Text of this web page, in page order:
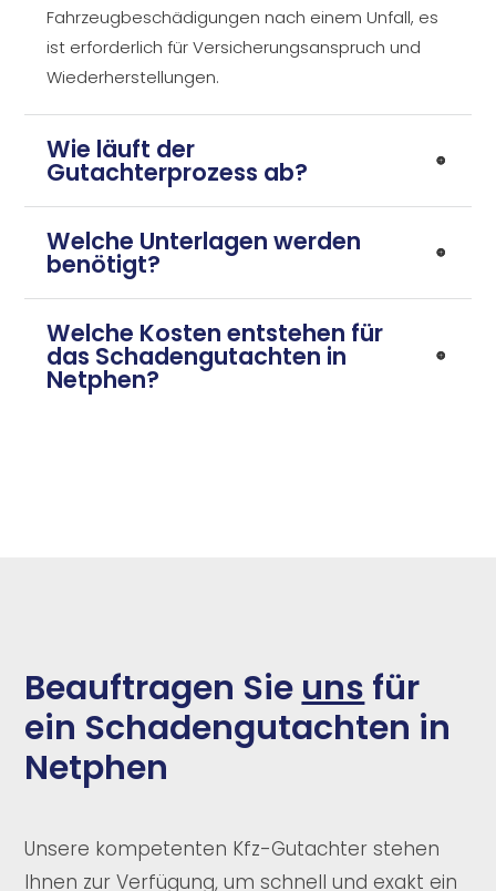
Fahrzeugbeschädigungen nach einem Unfall, es
ist erforderlich für Versicherungsanspruch und
Wiederherstellungen.
Wie läuft der
Gutachterprozess ab?
Welche Unterlagen werden
benötigt?
Welche Kosten entstehen für
das Schadengutachten in
Netphen?
Beauftragen Sie uns für
ein Schadengutachten in
Netphen
Unsere kompetenten Kfz-Gutachter stehen
Ihnen zur Verfügung, um schnell und exakt ein